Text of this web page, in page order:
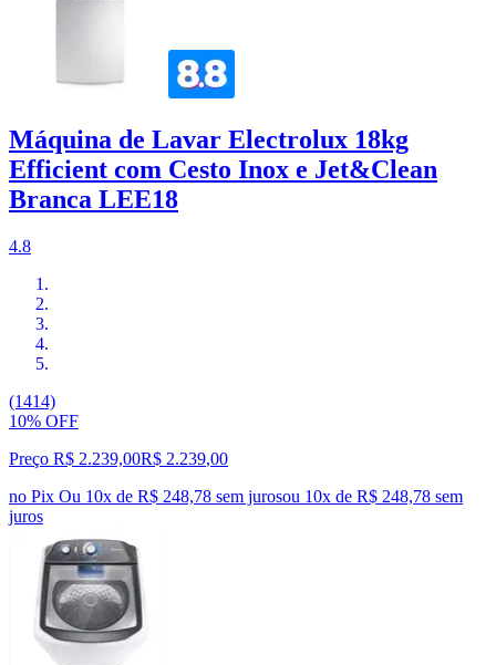
Máquina de Lavar Electrolux 18kg
Efficient com Cesto Inox e Jet&Clean
Branca LEE18
4.8
(1414)
10% OFF
Preço R$ 2.239,00R$ 2.239,00
no Pix Ou 10x de R$ 248,78 sem jurosou 10x de R$ 248,78 sem
juros